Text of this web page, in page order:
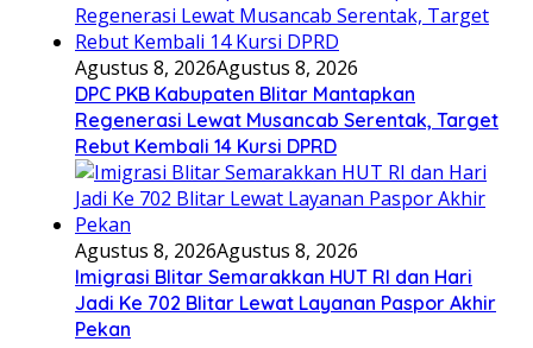
Agustus 8, 2026Agustus 8, 2026
DPC PKB Kabupaten Blitar Mantapkan
Regenerasi Lewat Musancab Serentak, Target
Rebut Kembali 14 Kursi DPRD
Agustus 8, 2026Agustus 8, 2026
Imigrasi Blitar Semarakkan HUT RI dan Hari
Jadi Ke 702 Blitar Lewat Layanan Paspor Akhir
Pekan